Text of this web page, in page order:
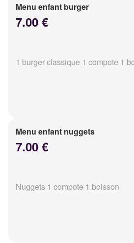
Menu enfant burger
7.00 €
1 burger classique 1 compote 1
Menu enfant nuggets
7.00 €
Nuggets 1 compote 1 boisson